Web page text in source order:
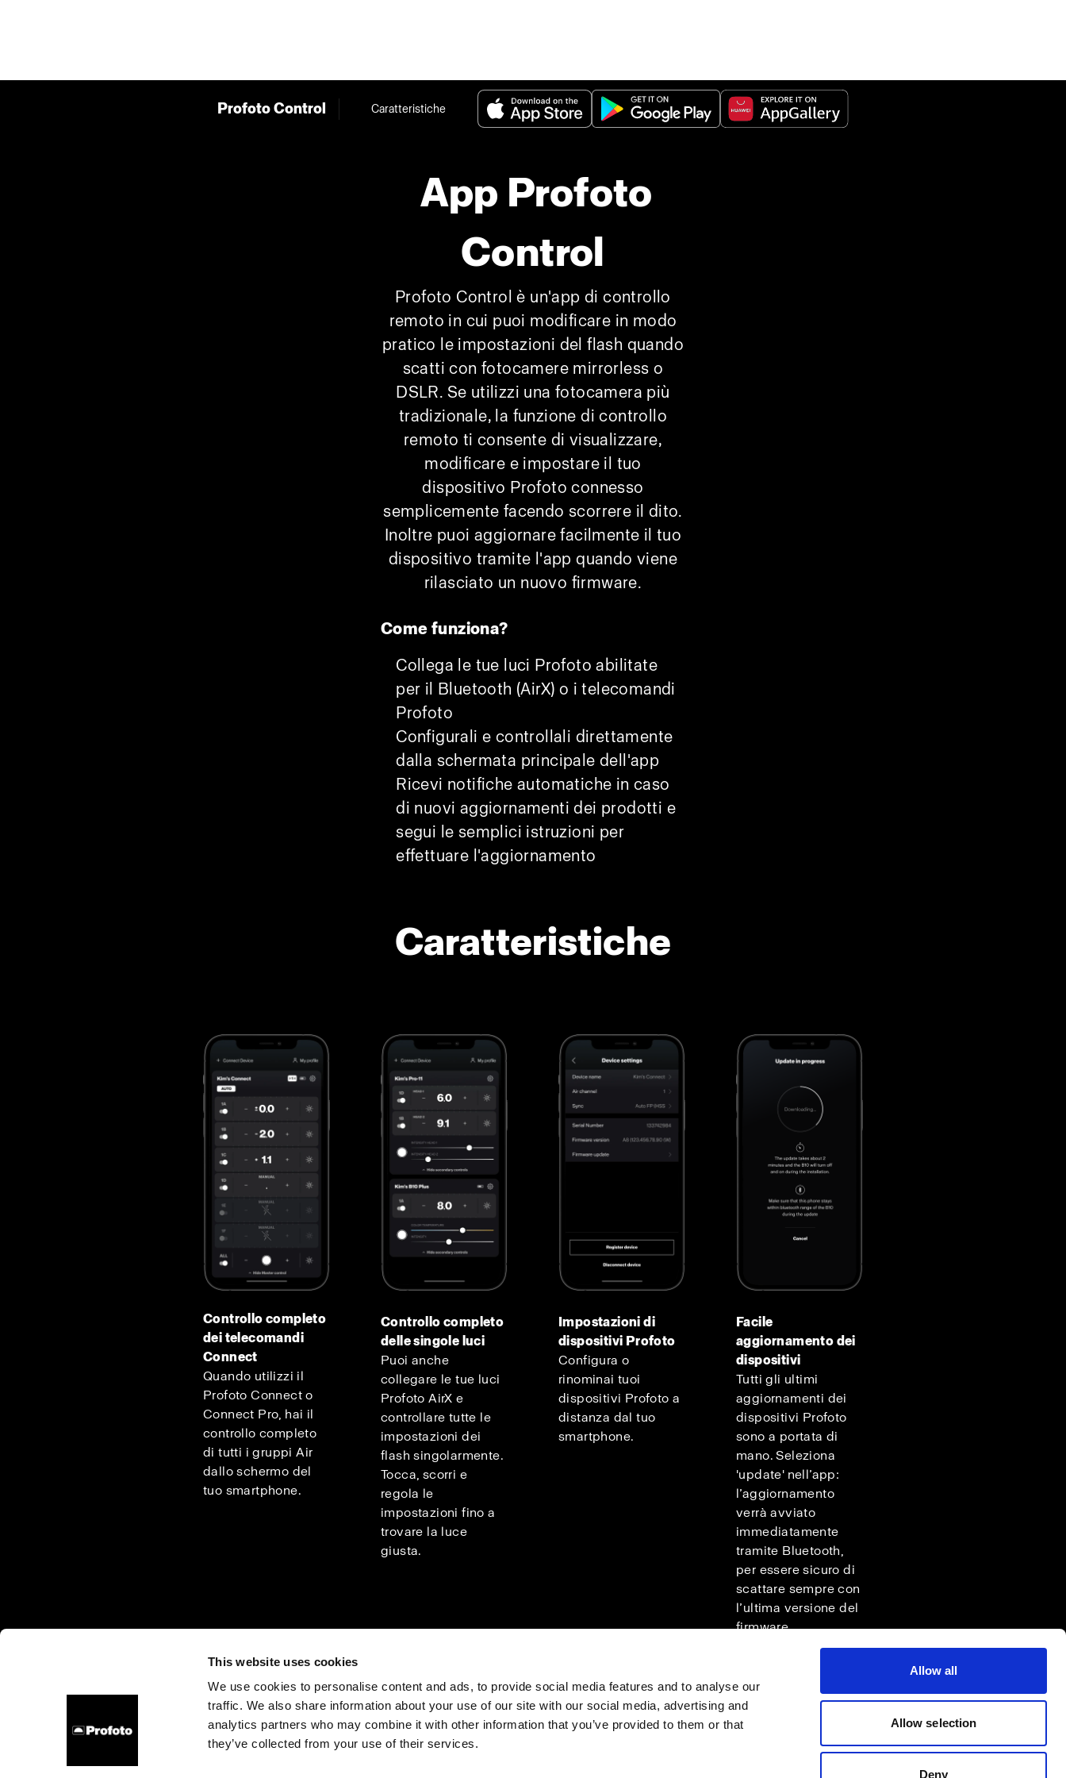
This website uses cookies
We use cookies to personalise content and ads, to provide social media features and to analyse our
traffic. We also share information about your use of our site with our social media, advertising and
analytics partners who may combine it with other information that you’ve provided to them or that
they’ve collected from your use of their services.
Allow all
Allow selection
Deny
Profoto Control Caratteristiche
App Profoto
Control
Profoto Control è un'app di controllo
remoto in cui puoi modificare in modo
pratico le impostazioni del flash quando
scatti con fotocamere mirrorless o
DSLR. Se utilizzi una fotocamera più
tradizionale, la funzione di controllo
remoto ti consente di visualizzare,
modificare e impostare il tuo
dispositivo Profoto connesso
semplicemente facendo scorrere il dito.
Inoltre puoi aggiornare facilmente il tuo
dispositivo tramite l'app quando viene
rilasciato un nuovo firmware.
Come funziona?
Collega le tue luci Profoto abilitate
per il Bluetooth (AirX) o i telecomandi
Profoto
Configurali e controllali direttamente
dalla schermata principale dell'app
Ricevi notifiche automatiche in caso
di nuovi aggiornamenti dei prodotti e
segui le semplici istruzioni per
effettuare l'aggiornamento
Caratteristiche
Controllo completo
dei telecomandi
Connect
Quando utilizzi il
Profoto Connect o
Connect Pro, hai il
controllo completo
di tutti i gruppi Air
dallo schermo del
tuo smartphone.
Controllo completo
delle singole luci
Puoi anche
collegare le tue luci
Profoto AirX e
controllare tutte le
impostazioni dei
flash singolarmente.
Tocca, scorri e
regola le
impostazioni fino a
trovare la luce
giusta.
Impostazioni di
dispositivi Profoto
Configura o
rinominai tuoi
dispositivi Profoto a
distanza dal tuo
smartphone.
Facile
aggiornamento dei
dispositivi
Tutti gli ultimi
aggiornamenti dei
dispositivi Profoto
sono a portata di
mano. Seleziona
'update' nell’app:
l’aggiornamento
verrà avviato
immediatamente
tramite Bluetooth,
per essere sicuro di
scattare sempre con
l’ultima versione del
firmware.
Chi siamo Contatti Support Opportunità di lavoro Stampa Investors Share The Light